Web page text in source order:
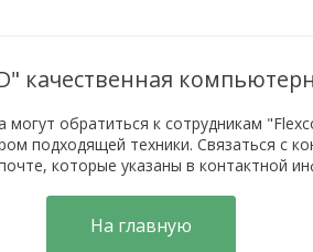
качественная
могут обратиться к сотрудникам
подходящей техники. Связаться с
которые указаны в контактной
На главную